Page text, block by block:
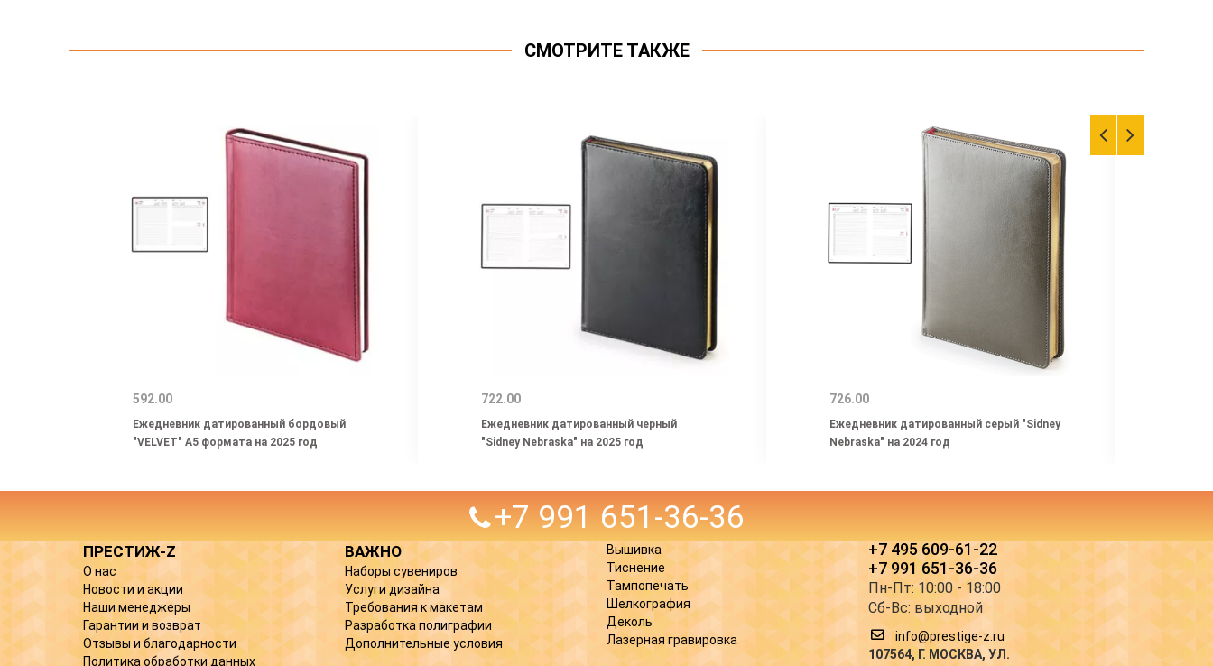
СМОТРИТЕ ТАКЖЕ
592.00
Ежедневник датированный бордовый
"VELVET" А5 формата на 2025 год
722.00
Ежедневник датированный черный
"Sidney Nebraska" на 2025 год
726.00
Ежедневник датированный серый "Sidney
Nebraska" на 2024 год
+7 991 651-36-36
ПРЕСТИЖ-Z
О нас
Новости и акции
Наши менеджеры
Гарантии и возврат
Отзывы и благодарности
Политика обработки данных
ВАЖНО
Наборы сувениров
Услуги дизайна
Требования к макетам
Разработка полиграфии
Дополнительные условия
Вышивка
Тиснение
Тампопечать
Шелкография
Деколь
Лазерная гравировка
+7 495 609-61-22
+7 991 651-36-36
Пн-Пт: 10:00 - 18:00
Сб-Вс: выходной
info@prestige-z.ru
107564, Г. МОСКВА, УЛ.